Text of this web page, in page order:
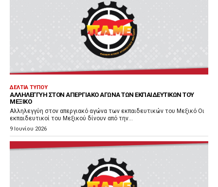
ΔΕΛΤΊΑ ΤΎΠΟΥ
ΑΛΛΗΛΕΓΓΎΗ ΣΤΟΝ ΑΠΕΡΓΙΑΚΌ ΑΓΏΝΑ ΤΩΝ ΕΚΠΑΙΔΕΥΤΙΚΏΝ ΤΟΥ
ΜΕΞΙΚΌ
Αλληλεγγύη στον απεργιακό αγώνα των εκπαιδευτικών του Μεξικό Οι
εκπαιδευτικοί του Μεξικού δίνουν από την...
9 Ιουνίου 2026